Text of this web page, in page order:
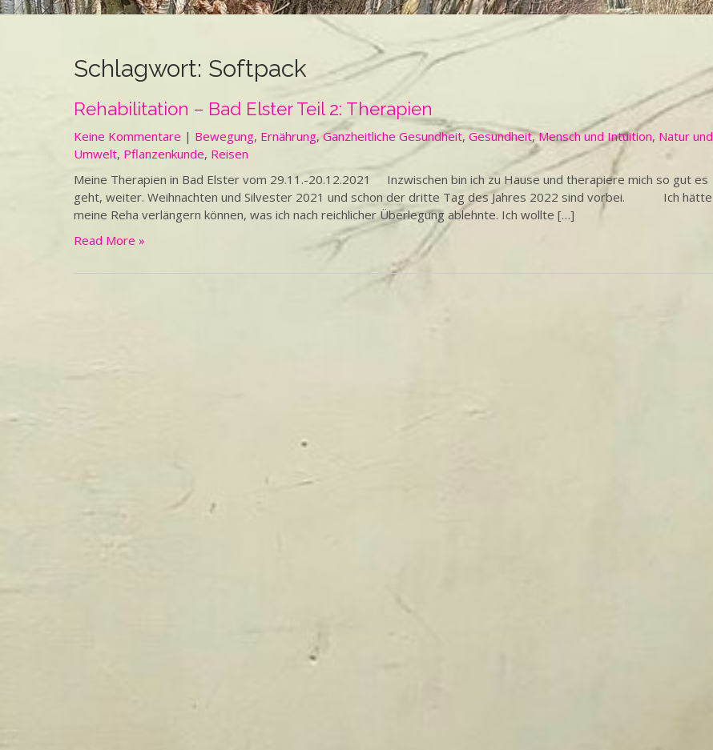
Schlagwort: Softpack
Rehabilitation – Bad Elster Teil 2: Therapien
Keine Kommentare | Bewegung, Ernährung, Ganzheitliche Gesundheit, Gesundheit,Mensch und Intuition, Natur und
Umwelt, Pflanzenkunde, Reisen
Meine Therapien in Bad Elster vom 29.11.-20.12.2021 Inzwischen bin ich zu Hause und therapiere mich so gut es
geht, weiter. Weihnachten und Silvester 2021 und schon der dritte Tag des Jahres 2022 sind vorbei. Ich hätte
meine Reha verlängern können, was ich nach reichlicher Überlegung ablehnte. Ich wollte […]
Read More »